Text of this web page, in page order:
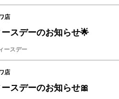
店
ースデーのお知らせ🌟
ースデー
店
スデーのお知らせ🎀